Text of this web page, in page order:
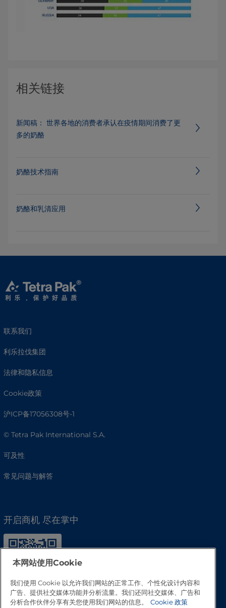
相关链接
新闻稿： 世界各地的消费者承认在疫情期间消费了更
多的奶酪
奶酪技术指南
奶酪和乳清应用
联系我们
利乐拉伐集团
法律和隐私信息
Cookie政策
沪ICP备17056308号-1
© Tetra Pak International S.A.
可及性
常见问题与解答
开启商机 尽在掌中
本网站使用Cookie
我们使用 Cookie 以允许我们网站的正常工作、个性化设计内容和
广告、提供社交媒体功能并分析流量。我们还同社交媒体、广告和
分析合作伙伴分享有关您使用我们网站的信息。
Cookie 政策